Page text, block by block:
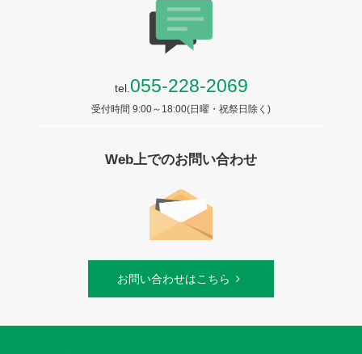
tel.055-228-2069
受付時間 9:00～18:00(日曜・祝祭日除く)
Web上でのお問い合わせ
お問い合わせはこちら